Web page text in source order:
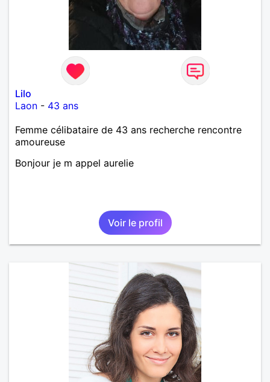
Lilo
Laon - 43 ans
Femme célibataire de 43 ans recherche rencontre
amoureuse
Bonjour je m appel aurelie
Voir le profil